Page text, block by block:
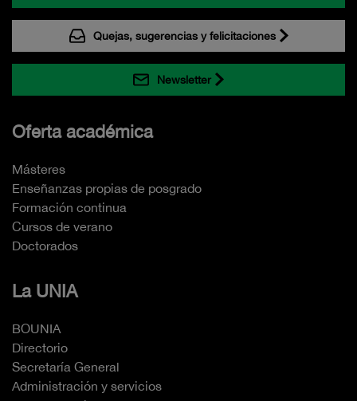
Quejas, sugerencias y felicitaciones
Newsletter
Oferta académica
Másteres
Enseñanzas propias de posgrado
Formación continua
Cursos de verano
Doctorados
La UNIA
BOUNIA
Directorio
Secretaría General
Administración y servicios